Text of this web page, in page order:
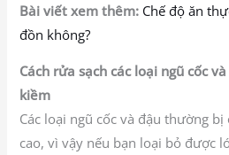
Bài viết xem thêm: Chế độ ăn
đồn không?
Cách rửa sạch các loại ngũ cốc
kiềm
Các loại ngũ cốc và đậu thường
cao, vì vậy nếu bạn loại bỏ được